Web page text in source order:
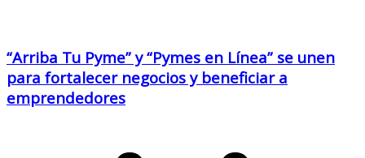
“Arriba Tu Pyme” y “Pymes en Línea” se unen
para fortalecer negocios y beneficiar a
emprendedores